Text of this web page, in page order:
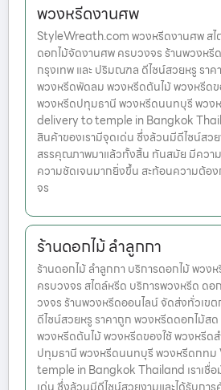
พวงหรีดงานศพ
StyleWreath.com พวงหรีดงานศพ สไ
ดอกไม้จัดงานศพ ครบวงจร ร้านพวงหรี
กรุงเทพ และ ปริมณฑล ดีไซน์สวยหรู รา
พวงหรีดพัดลม พวงหรีดต้นไม้ พวงหรีดข
พวงหรีดปทุมธานี พวงหรีดนนทบุรี พว
delivery to temple in Bangkok
สินค้าของเรามีจุดเด่น ซึ่งล้วนมีดีไซน์สว
สรรคุณภาพมาแล้วทั้งสิ้น ทันสมัย มีควา
ความชัดเจนมากยิ่งขึ้น สะท้อนความต้อ
จร
ร้านดอกไม้ ลำลูกกา
ร้านดอกไม้ ลำลูกกา บริการดอกไม้ พวง
ครบวงจร สไตล์หรีด บริการพวงหรีด ด
วงจร ร้านพวงหรีดออนไลน์ จัดส่งทั่วเข
ดีไซน์สวยหรู ราคาถูก พวงหรีดดอกไม้ส
พวงหรีดต้นไม้ พวงหรีดของใช้ พวงหรีด
ปทุมธานี พวงหรีดนนทบุรี พวงหรีดกท
temple in Bangkok Thailand เราเชื่อ